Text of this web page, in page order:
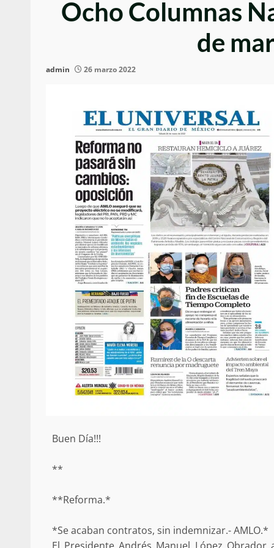
Ocho Columnas
de
admin 26 marzo 2022
Buen Día!!!
**
**Reforma.*
*Se acaban contratos, sin indemnizar.- AMLO.*